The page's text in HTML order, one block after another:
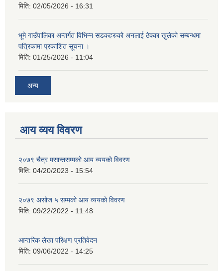
मिति: 02/05/2026 - 16:31
भूमे गाउँपालिका अन्तर्गत विभिन्न सडकहरुको अनलाई ठेक्का खुलेको सम्बन्धमा
पत्रिकामा प्रकाशित सूचना ।
मिति: 01/25/2026 - 11:04
अन्य
आय व्यय विवरण
२०७९ चैत्र मसान्तसम्मको आय व्ययको विवरण
मिति: 04/20/2023 - 15:54
२०७९ असोज ५ सम्मको आय व्ययको विवरण
मिति: 09/22/2022 - 11:48
आन्तरिक लेखा परिक्षण प्रतिवेदन
मिति: 09/06/2022 - 14:25